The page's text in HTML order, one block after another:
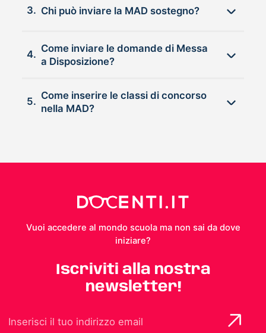
3. Chi può inviare la MAD sostegno?
4.
Come inviare le domande di Messa
a Disposizione?
5.
Come inserire le classi di concorso
nella MAD?
Vuoi accedere al mondo scuola ma non sai da dove
iniziare?
Iscriviti alla nostra
newsletter!